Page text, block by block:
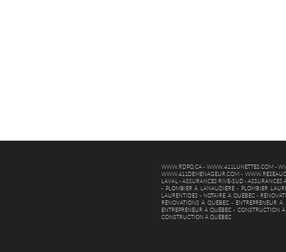
WWW.RDPQ.CA-WWW.411LUNETTES.COM -
WWW.411DEMENAGEUR.COM -
LAVAL
- ASSURANCES RIVE-SUD-ASSURANCES
- PLOMBIER À LANAUDIÈRE - PLOMBIER
LAURENTIDES- NOTAIRE À QUÉBEC-
RÉNOVATIONS À QUÉBEC- ENTREPRENEUR À
ENTREPRENEUR À QUÉBEC - CONSTRUCTION À
CONSTRUCTION À QUÉBEC